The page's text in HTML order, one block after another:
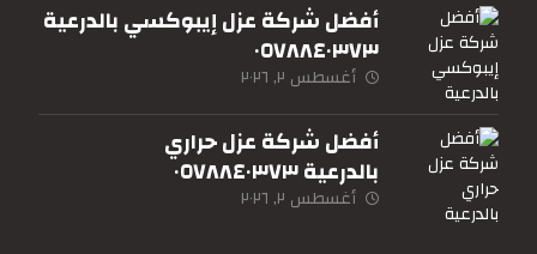
أفضل شركة عزل إيبوكسي بالدرعية
٠٥٧٨٨٤٠٣٧٣
أغسطس ٢, ٢٠٢٦
أفضل شركة عزل حراري
بالدرعية ٠٥٧٨٨٤٠٣٧٣
أغسطس ٢, ٢٠٢٦